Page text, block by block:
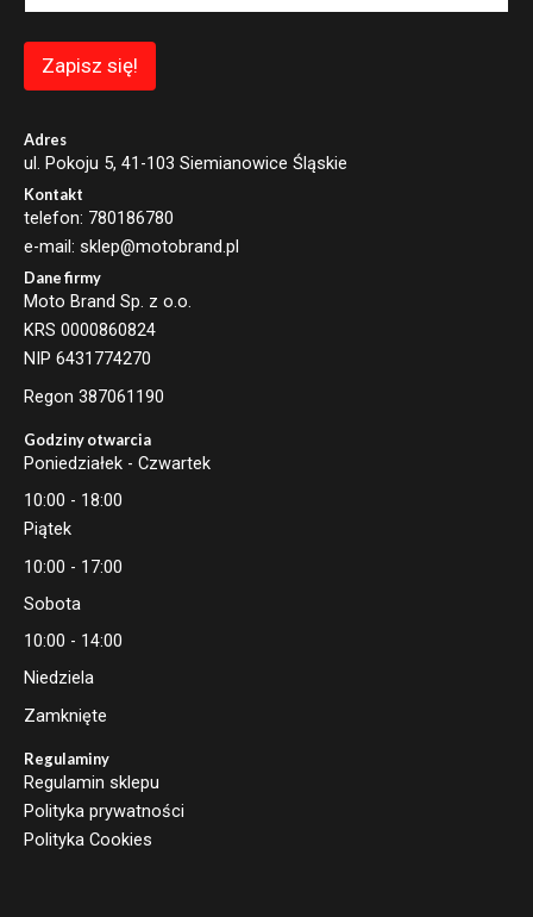
E
l
m
a
l
Zapisz się!
Adres
ul. Pokoju 5, 41-103 Siemianowice Śląskie
Kontakt
telefon: 780186780
e-mail: sklep@motobrand.pl
Dane firmy
Moto Brand Sp. z o.o.
KRS 0000860824
NIP 6431774270
Regon 387061190
Godziny otwarcia
Poniedziałek - Czwartek
10:00 - 18:00
Piątek
10:00 - 17:00
Sobota
10:00 - 14:00
Niedziela
Zamknięte
Regulaminy
Regulamin sklepu
Polityka prywatności
Polityka Cookies